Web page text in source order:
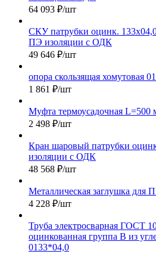
64 093 ₽/шт
СКУ патрубки оцинк.
ПЭ изоляции с ОДК
49 646 ₽/шт
опора скользящая хомутовая
1 861 ₽/шт
Муфта термоусадочная L=500
2 498 ₽/шт
Кран шаровый патрубки
изоляции с ОДК
48 568 ₽/шт
Металлическая заглушка для
4 228 ₽/шт
Труба электросварная ГОСТ
оцинкованная группа В из
0133*04,0